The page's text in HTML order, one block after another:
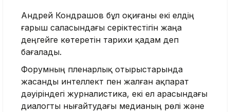
Андрей Кондрашов бұл оқиғаны екі елдің
ғарыш саласындағы серіктестігін жаңа
деңгейге көтеретін тарихи қадам деп
бағалады.
Форумның пленарлық отырыстарында
жасанды интеллект пен жалған ақпарат
дәуіріндегі журналистика, екі ел арасындағы
диалогты нығайтудағы медианың рөлі және